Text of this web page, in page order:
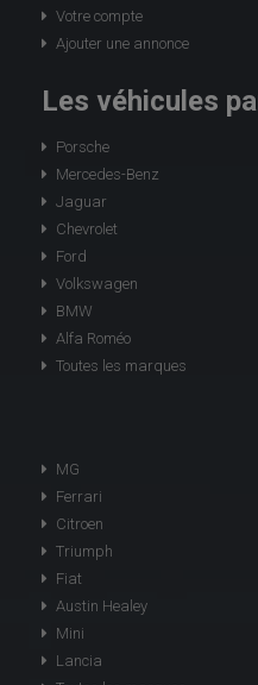
Votre compte
Ajouter une annonce
Les véhicules
Porsche
Mercedes-Benz
Jaguar
Chevrolet
Ford
Volkswagen
BMW
Alfa Roméo
Toutes les marques
MG
Ferrari
Citroen
Triumph
Fiat
Austin Healey
Mini
Lancia